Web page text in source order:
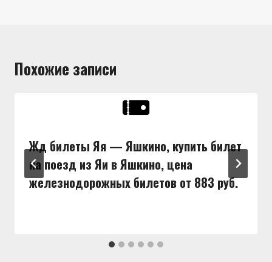
Похожие записи
Жд билеты Яя — Яшкино, купить билет
на поезд из Яи в Яшкино, цена
железнодорожных билетов от 883 руб.